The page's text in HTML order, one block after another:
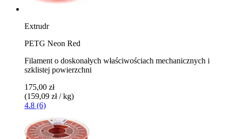
Extrudr
PETG Neon Red
Filament o doskonałych właściwościach mechanicznych i
szklistej powierzchni
175,00 zł
(159,09 zł / kg)
4.8 (6)